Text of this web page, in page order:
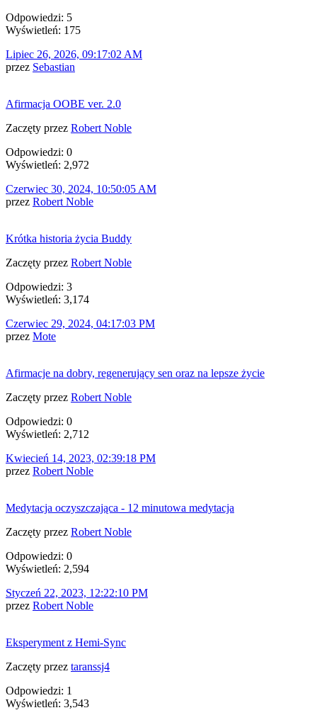
Odpowiedzi: 5
Wyświetleń: 175
Lipiec 26, 2026, 09:17:02 AM
przez Sebastian
Afirmacja OOBE ver. 2.0
Zaczęty przez Robert Noble
Odpowiedzi: 0
Wyświetleń: 2,972
Czerwiec 30, 2024, 10:50:05 AM
przez Robert Noble
Krótka historia życia Buddy
Zaczęty przez Robert Noble
Odpowiedzi: 3
Wyświetleń: 3,174
Czerwiec 29, 2024, 04:17:03 PM
przez Mote
Afirmacje na dobry, regenerujący sen oraz na lepsze życie
Zaczęty przez Robert Noble
Odpowiedzi: 0
Wyświetleń: 2,712
Kwiecień 14, 2023, 02:39:18 PM
przez Robert Noble
Medytacja oczyszczająca - 12 minutowa medytacja
Zaczęty przez Robert Noble
Odpowiedzi: 0
Wyświetleń: 2,594
Styczeń 22, 2023, 12:22:10 PM
przez Robert Noble
Eksperyment z Hemi-Sync
Zaczęty przez taranssj4
Odpowiedzi: 1
Wyświetleń: 3,543